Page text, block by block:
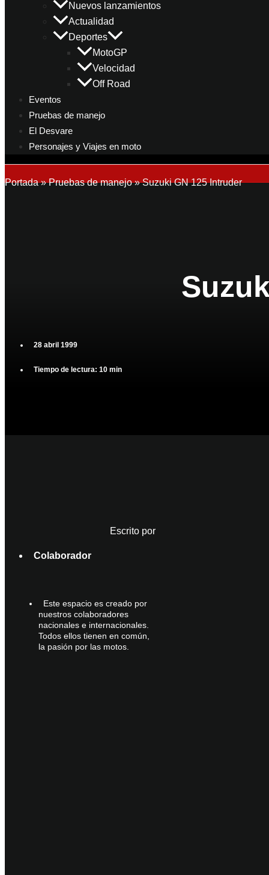
Nuevos lanzamientos
Actualidad
Deportes
MotoGP
Velocidad
Off Road
Eventos
Pruebas de manejo
El Desvare
Personajes y Viajes en moto
Portada»Pruebas de manejo»Suzuki GN 125 Intruder
28 abril 1999
Tiempo de lectura: 10 min
Escrito por
Colaborador
Este espacio es creado por
nuestros colaboradores
nacionales e internacionales.
Todos ellos tienen en común,
la pasión por las motos.